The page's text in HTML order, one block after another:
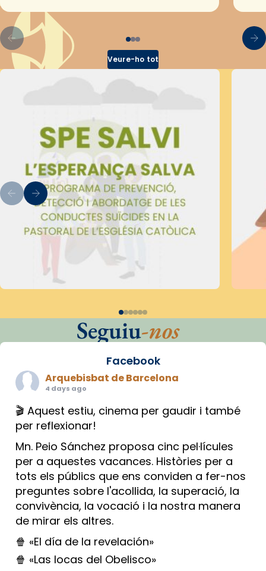
Veure-ho tot
Seguiu-nos
Facebook
Arquebisbat de Barcelona
4 days ago
🎬 Aquest estiu, cinema per gaudir i també
per reflexionar!
Mn. Peio Sánchez proposa cinc pel·lícules
per a aquestes vacances. Històries per a
tots els públics que ens conviden a fer-nos
preguntes sobre l'acollida, la superació, la
convivència, la vocació i la nostra manera
de mirar els altres.
🍿 «El día de la revelación»
🍿 «Las locas del Obelisco»